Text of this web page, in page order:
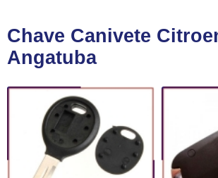
Chave Canivete
Angatuba